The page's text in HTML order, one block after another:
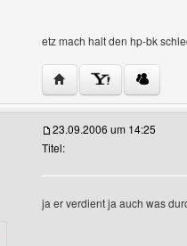
etz mach halt den hp-bk
Website dieses
Profile anzeigen
23.09.2006 um 14:25
Titel:
ja er verdient ja auch was